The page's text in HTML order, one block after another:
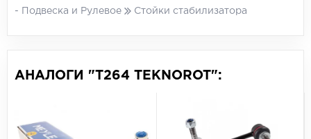
- Подвеска и Рулевое
Стойки стабилизатора
АНАЛОГИ "T264 TEKNOROT":